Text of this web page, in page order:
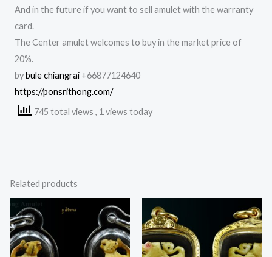
And in the future if you want to sell amulet with the warranty
card.
The Center amulet welcomes to buy in the market price of
20%.
bybule chiangrai +66877124640
https://ponsrithong.com/
745 total views , 1 views today
Related products